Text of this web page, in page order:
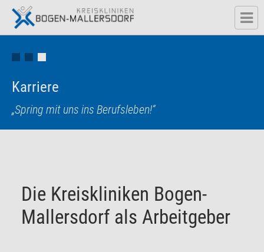
„Willkommen im Team der Kreiskliniken Bogen-
Mallersdorf.“
Karriere
„Spring mit uns ins Berufsleben!“
Die Kreiskliniken Bogen-
Mallersdorf als Arbeitgeber